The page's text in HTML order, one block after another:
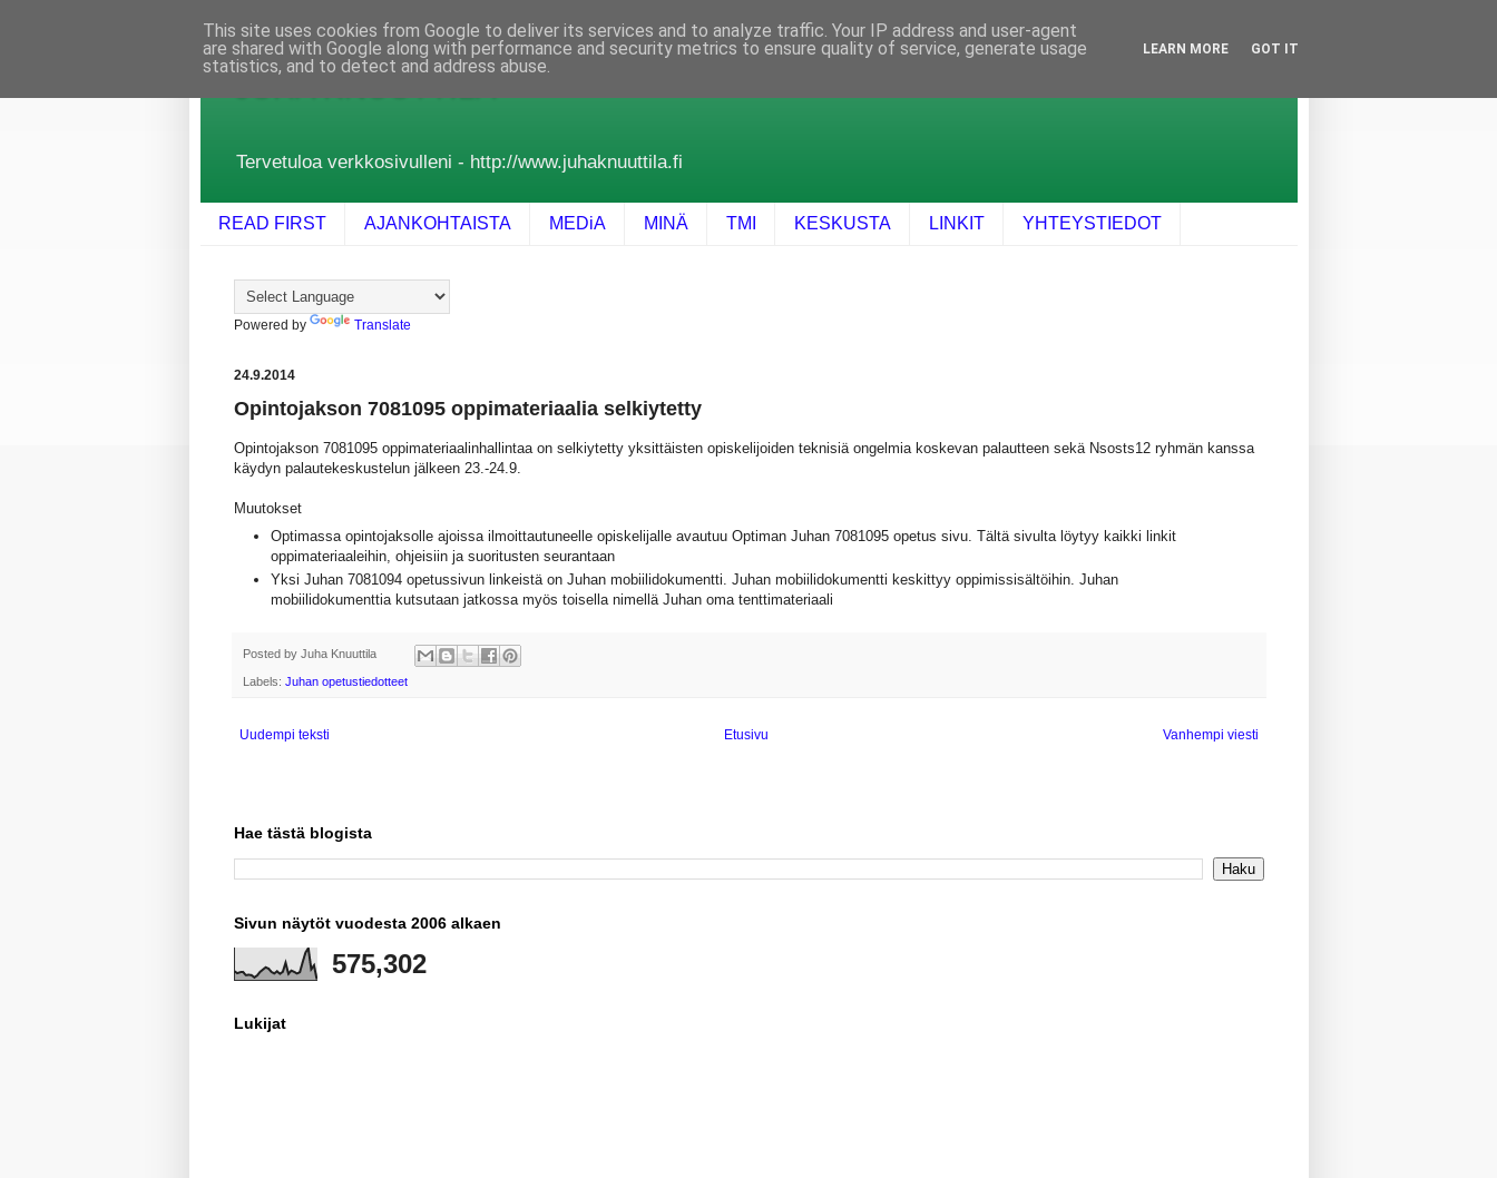
JUHA KNUUTTILA
Tervetuloa verkkosivulleni - http://www.juhaknuuttila.fi
READ FIRST AJANKOHTAISTA MEDiA MINÄ TMI KESKUSTA LINKIT YHTEYSTIEDOT
Powered by Translate
24.9.2014
Opintojakson 7081095 oppimateriaalia selkiytetty
Opintojakson 7081095 oppimateriaalinhallintaa on selkiytetty yksittäisten opiskelijoiden teknisiä ongelmia koskevan palautteen sekä Nsosts12 ryhmän kanssa
käydyn palautekeskustelun jälkeen 23.-24.9.
Muutokset
Optimassa opintojaksolle ajoissa ilmoittautuneelle opiskelijalle avautuu Optiman Juhan 7081095 opetus sivu. Tältä sivulta löytyy kaikki linkit
oppimateriaaleihin, ohjeisiin ja suoritusten seurantaan
Yksi Juhan 7081094 opetussivun linkeistä on Juhan mobiilidokumentti. Juhan mobiilidokumentti keskittyy oppimissisältöihin. Juhan
mobiilidokumenttia kutsutaan jatkossa myös toisella nimellä Juhan oma tenttimateriaali
Posted by Juha Knuuttila
Labels: Juhan opetustiedotteet
Uudempi teksti Vanhempi viesti
Etusivu
Hae tästä blogista
Sivun näytöt vuodesta 2006 alkaen
575,302
Lukijat
This site uses cookies from Google to deliver its services and to analyze traffic. Your IP address and user-agent
are shared with Google along with performance and security metrics to ensure quality of service, generate usage
statistics, and to detect and address abuse.
LEARN MORE GOT IT